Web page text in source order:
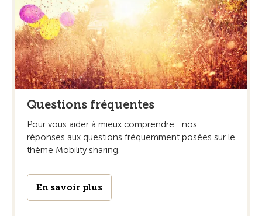
Questions fréquentes
Pour vous aider à mieux comprendre : nos
réponses aux questions fréquemment posées sur le
thème Mobility sharing.
En savoir plus